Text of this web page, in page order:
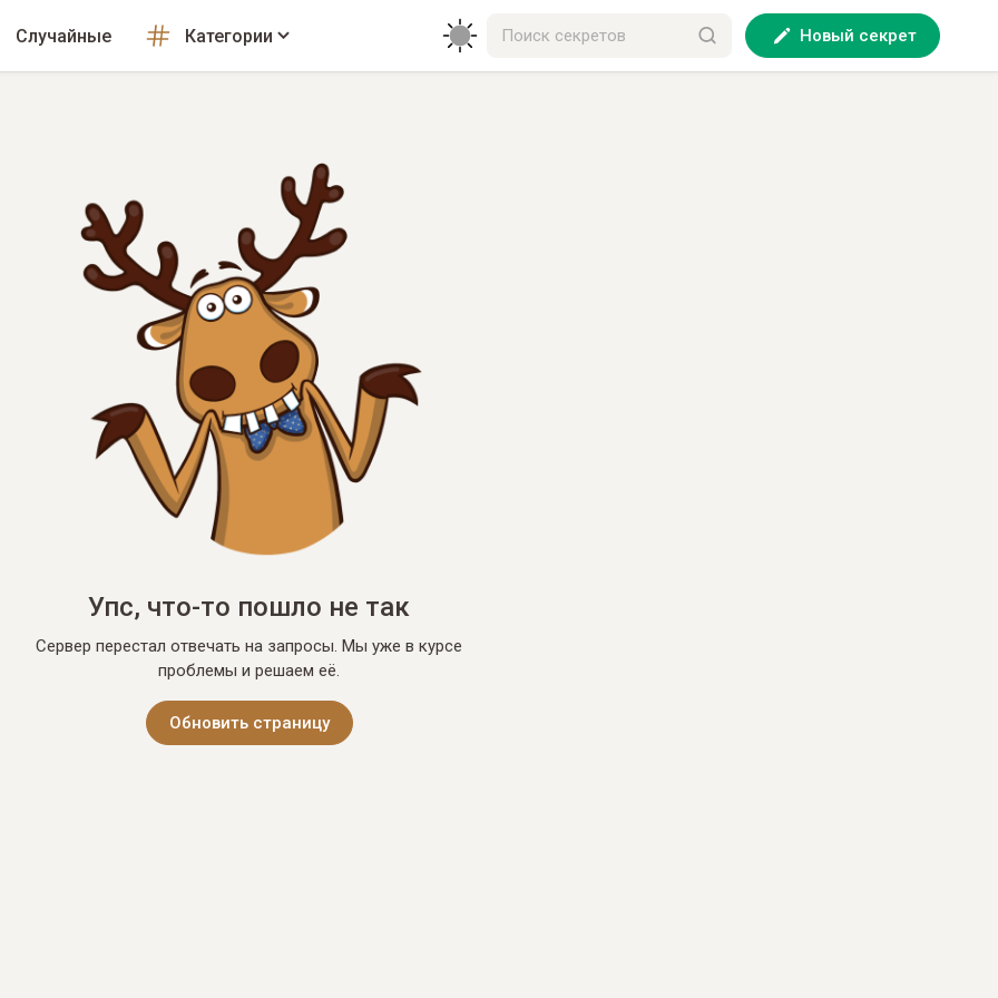
Случайные Категории Новый секрет
Упс, что-то пошло не так
Сервер перестал отвечать на запросы. Мы уже в курсе
проблемы и решаем её.
Обновить страницу